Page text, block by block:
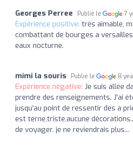
Georges Perree Publié le 7
Expérience positive: très aimable,
combattant de bourges a
eaux nocturne.
mimi la souris Publié le 8
Expérience négative: Je suis allée
prendre des renseignements. J'ai
jusqu'au point de ressentir des a
est terne,triste,aucune
de voyager. je ne reviendrais plus...